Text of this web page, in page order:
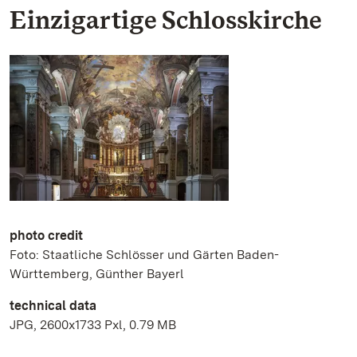
Einzigartige Schlosskirche
photo credit
Foto: Staatliche Schlösser und Gärten Baden-
Württemberg, Günther Bayerl
technical data
JPG, 2600x1733 Pxl, 0.79 MB